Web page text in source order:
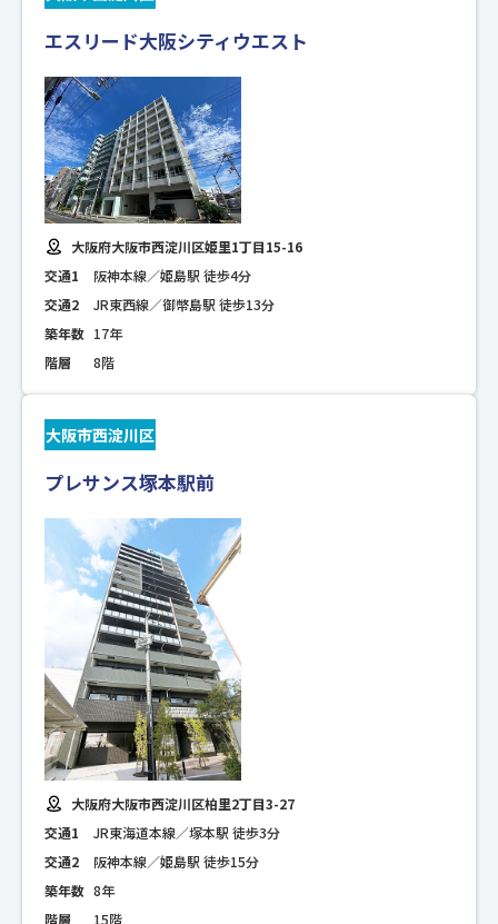
エスリード大阪シティウエスト
大阪府大阪市西淀川区姫里1丁目15-16
交通1
阪神本線／姫島駅 徒歩4分
交通2
JR東西線／御幣島駅 徒歩13分
築年数 17年
階層
8階
大阪市西淀川区
プレサンス塚本駅前
大阪府大阪市西淀川区柏里2丁目3-27
交通1
JR東海道本線／塚本駅 徒歩3分
交通2
阪神本線／姫島駅 徒歩15分
築年数 8年
階層
15階